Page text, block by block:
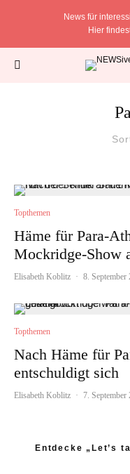
News für
Hier
Topthemen
Häme für Para-
Mockridge-Show
Elisabeth Koblitz · 8. September
Topthemen
Nach Häme für
entschuldigt sich
Elisabeth Koblitz · 7. September
Entdecke „Let’s